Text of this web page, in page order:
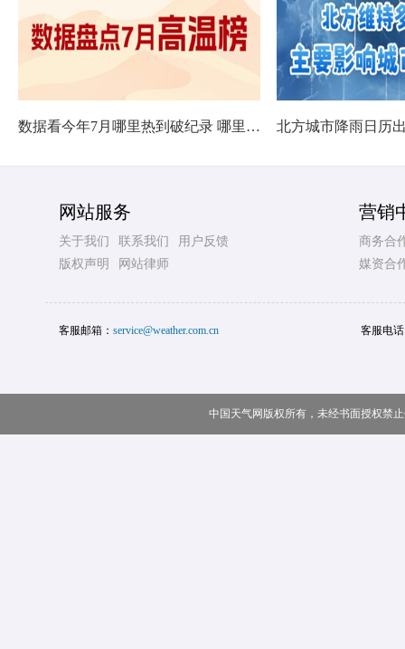
数据看今年7月哪里热到破纪录 哪里暑热连轴转
网站服务
关于我们 联系我们
用户反馈
版权声明
网站律师
营销
商务合
媒资合
客服邮箱： service@weather.com.cn 客服电
中国天气网版权所有，未经书面授权